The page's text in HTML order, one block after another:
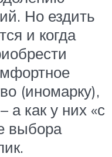
Но ездить
и когда
(иномарку),
а как у них «с
выбора